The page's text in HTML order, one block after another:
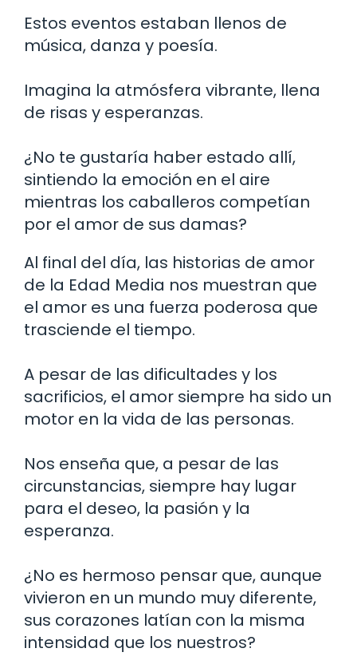
Estos eventos estaban llenos de
música, danza y poesía.
Imagina la atmósfera vibrante, llena
de risas y esperanzas.
¿No te gustaría haber estado allí,
sintiendo la emoción en el aire
mientras los caballeros competían
por el amor de sus damas?
Al final del día, las historias de amor
de la Edad Media nos muestran que
el amor es una fuerza poderosa que
trasciende el tiempo.
A pesar de las dificultades y los
sacrificios, el amor siempre ha sido un
motor en la vida de las personas.
Nos enseña que, a pesar de las
circunstancias, siempre hay lugar
para el deseo, la pasión y la
esperanza.
¿No es hermoso pensar que, aunque
vivieron en un mundo muy diferente,
sus corazones latían con la misma
intensidad que los nuestros?